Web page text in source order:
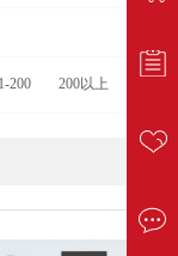
200 200以上